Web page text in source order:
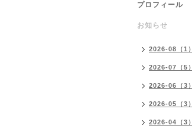
プロフィール
お知らせ
2026-08（1）
2026-07（5）
2026-06（3）
2026-05（3）
2026-04（3）